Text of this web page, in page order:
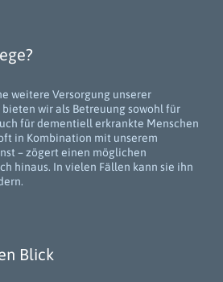
weitere Versorgung unserer
wir als Betreuung sowohl für
für dementiell erkrankte Menschen
in Kombination mit unserem
– zögert einen möglichen
hinaus. In vielen Fällen kann sie ihn
Blick